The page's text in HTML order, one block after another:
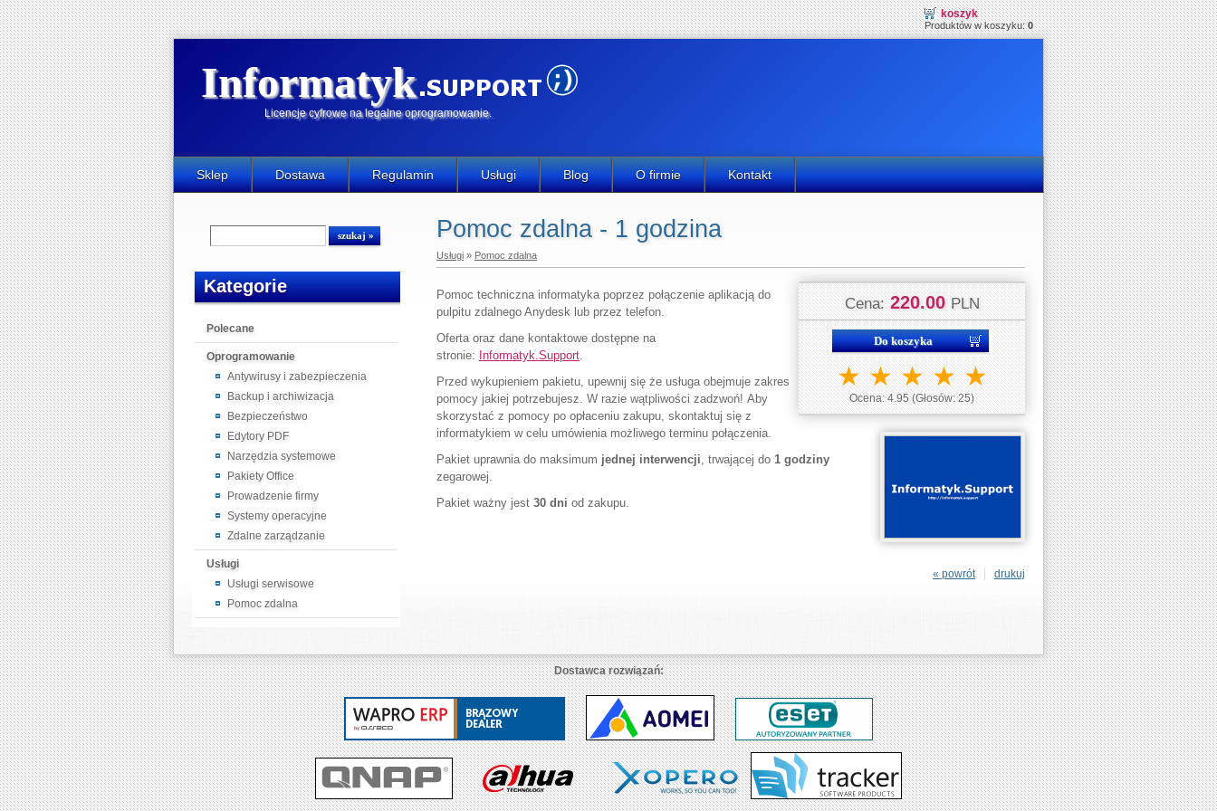
koszyk
Produktów w koszyku:0
Informatyk
Licencje cyfrowe na legalne oprogramowanie.
Sklep Dostawa Regulamin Usługi Blog O firmie Kontakt
Kategorie
Polecane
Oprogramowanie
Antywirusy i zabezpieczenia
Backup i archiwizacja
Bezpieczeństwo
Edytory PDF
Narzędzia systemowe
Pakiety Office
Prowadzenie firmy
Systemy operacyjne
Zdalne zarządzanie
Usługi
Usługi serwisowe
Pomoc zdalna
Pomoc zdalna - 1 godzina
Usługi » Pomoc zdalna
Cena: 220.00 PLN
★ ★ ★ ★ ★
Ocena:4.95 (Głosów:25)
Pomoc techniczna informatyka poprzez połączenie aplikacją do
pulpitu zdalnego Anydesk lub przez telefon.
Oferta oraz dane kontaktowe dostępne na
stronie: Informatyk.Support.
Przed wykupieniem pakietu, upewnij się że usługa obejmuje zakres
pomocy jakiej potrzebujesz. W razie wątpliwości zadzwoń! Aby
skorzystać z pomocy po opłaceniu zakupu, skontaktuj się z
informatykiem w celu umówienia możliwego terminu połączenia.
Pakiet uprawnia do maksimum jednej interwencji, trwającej do 1 godziny
zegarowej.
Pakiet ważny jest 30 dni od zakupu.
drukuj
« powrót
Dostawca rozwiązań: